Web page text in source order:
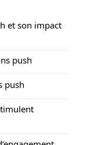
et son impact
push
push